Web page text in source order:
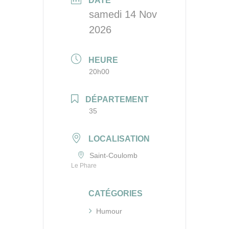
samedi 14 Nov
2026
HEURE
20h00
DÉPARTEMENT
35
LOCALISATION
Saint-Coulomb
Le Phare
CATÉGORIES
Humour